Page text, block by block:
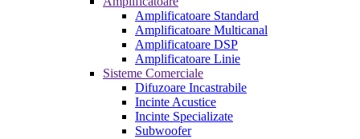
Amplificatoare Standard
Amplificatoare Multicanal
Amplificatoare DSP
Amplificatoare Linie
Sisteme Comerciale
Difuzoare Incastrabile
Incinte Acustice
Incinte Specializate
Subwoofer